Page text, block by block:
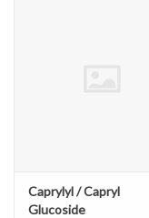
Caprylyl / Capryl
Glucoside